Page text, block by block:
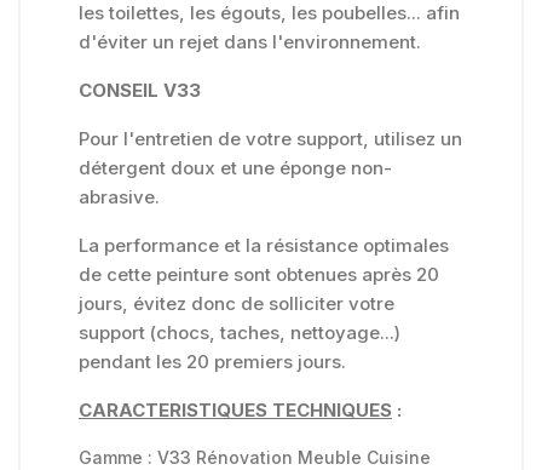
les toilettes, les égouts, les poubelles... afin
d'éviter un rejet dans l'environnement.
CONSEIL V33
Pour l'entretien de votre support, utilisez un
détergent doux et une éponge non-
abrasive.
La performance et la résistance optimales
de cette peinture sont obtenues après 20
jours, évitez donc de solliciter votre
support (chocs, taches, nettoyage...)
pendant les 20 premiers jours.
CARACTERISTIQUES TECHNIQUES :
Gamme : V33 Rénovation Meuble Cuisine